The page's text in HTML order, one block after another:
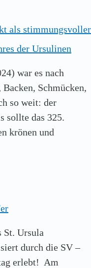
als stimmungsvoller
der Ursulinen
war es nach
Schmücken,
so weit: der
sollte das 325.
krönen und
St. Ursula
durch die SV –
erlebt! Am